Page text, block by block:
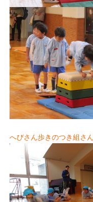
へびさん歩きのつき組さ